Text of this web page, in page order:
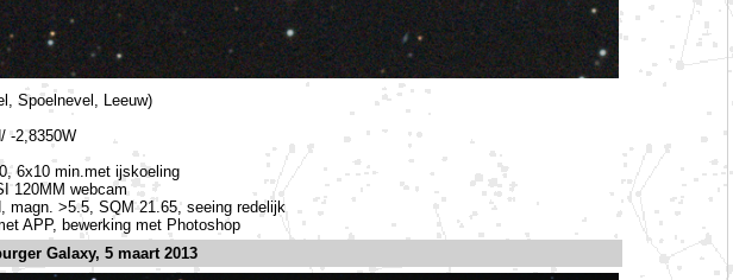
Spoelnevel, Leeuw)
-2,8350W
6x10 min.met ijskoeling
120MM webcam
magn. >5.5, SQM 21.65, seeing redelijk
APP, bewerking met Photoshop
Galaxy, 5 maart 2013